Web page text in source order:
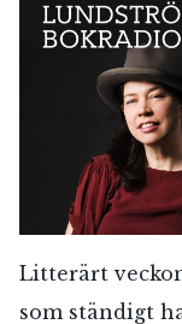
Litterärt
som ständigt